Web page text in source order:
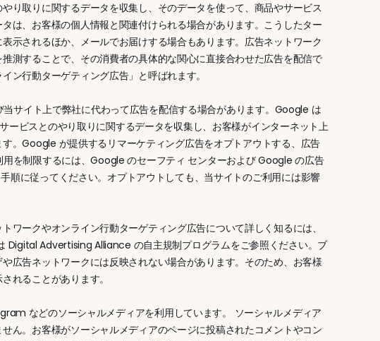
り取りに関するデータを収集し、そのデータを使って、商品やサービス
は、お客様の個人情報と関連付けられる場合があります。こうしたター
示されるほか、メールでお届けする場合もあります。広告ネットワーク
測することで、その消費者の具体的な関心に直接合わせた広告を配信で
ン行動ターゲティング広告」と呼ばれます。
サイト上で弊社に代わって広告を配信する場合があります。Google は
ビスとのやり取りに関するデータを収集し、お客様がインターネット上
。Google が提供するリマーケティング広告をオプトアウトする、広告
を制限するには、Google のセーフティ センターおよび Google の広告
に従ってください。オプトアウトしても、当サイトのご利用には影響
ークやオンライン行動ターゲティング広告について詳しく知るには、
Advertising Alliance の自主規制プログラムをご参照ください。ブ
広告ネットワークには反映されない場合があります。そのため、お客様
れることがあります。
などのソーシャルメディアを利用しています。 ソーシャルメディア
ん。お客様がソーシャルメディアのページに投稿されたコメントやコン